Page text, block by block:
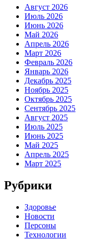
Август 2026
Июль 2026
Июнь 2026
Май 2026
Апрель 2026
Март 2026
Февраль 2026
Январь 2026
Декабрь 2025
Ноябрь 2025
Октябрь 2025
Сентябрь 2025
Август 2025
Июль 2025
Июнь 2025
Май 2025
Апрель 2025
Март 2025
Рубрики
Здоровье
Новости
Персоны
Технологии